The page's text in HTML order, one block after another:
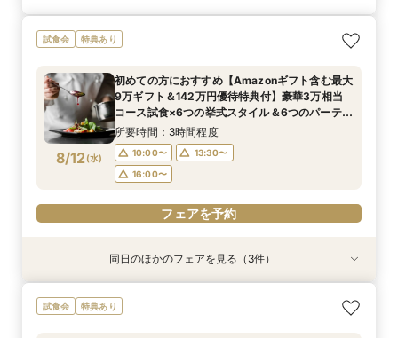
試食会 特典あり
8/12(水)
初めての方におすすめ【Amazonギフト含む最大
9万ギフト＆142万円優待特典付】豪華3万相当
コース試食×6つの挙式スタイル＆6つのパーティ
会場から好みの雰囲気が見つかる♪ まるっと見学
フェア
所要時間：3時間程度
10:00〜
13:30〜
16:00〜
フェアを予約
特典あり
100人100通りの結婚式を/ふたりのやりたい！が
見つかる演出なんでも相談会＜来館5万ギフト＆
特典あり
＼ペット婚の年間実績兵庫No.1／ペットと会場見
学OK◎安心のサービス＆設備を体感！ペット用
衣装試着 特典あり
【平日BIG♦来館最大5万ギフト&142万優待】花
嫁体験*挙式体験＆最新ブランドドレス試着×人
同日のほかのフェアを見る（3件）
試食会 特典あり